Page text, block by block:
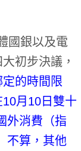
國銀以及電
初步決議，
的時間限
月10日雙十
外消費（指
不算，其他